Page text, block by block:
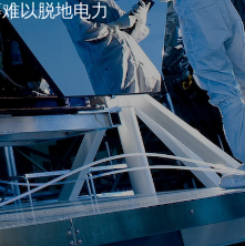
以脱地电力